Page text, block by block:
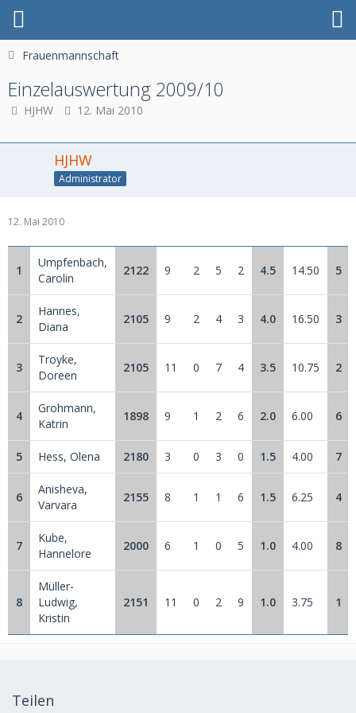
Frauenmannschaft
Einzelauswertung 2009/10
HJHW 12. Mai 2010
HJHW
Administrator
12. Mai 2010
1
Umpfenbach,
Carolin
2122 9 2 5 2 4.5 14.50 5
2
Hannes,
Diana
2105 9 2 4 3 4.0 16.50 3
3
Troyke,
Doreen
2105 11 0 7 4 3.5 10.75 2
4
Grohmann,
Katrin
1898 9 1 2 6 2.0 6.00 6
5 Hess, Olena 2180 3 0 3 0 1.5 4.00 7
6
Anisheva,
Varvara
2155 8 1 1 6 1.5 6.25 4
7
Kube,
Hannelore
2000 6 1 0 5 1.0 4.00 8
8
Müller-
Ludwig,
Kristin
2151 11 0 2 9 1.0 3.75 1
Teilen